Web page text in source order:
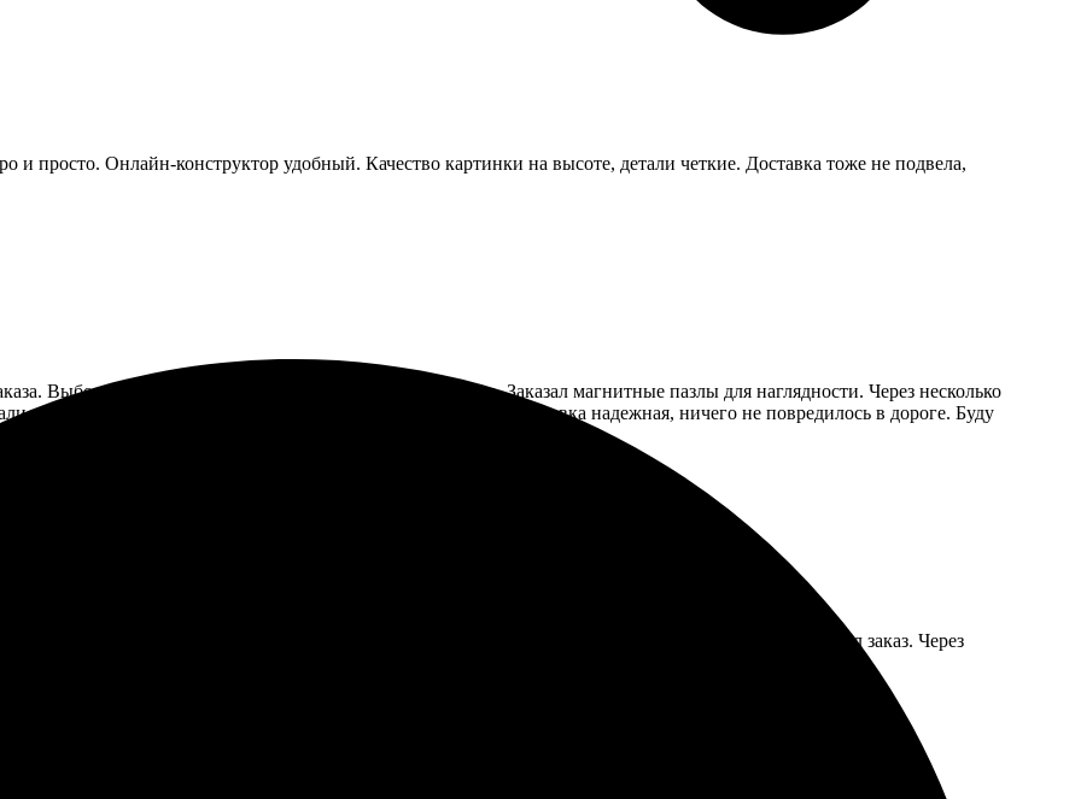
и просто. Онлайн-конструктор удобный. Качество картинки на высоте, детали четкие. Доставка тоже не подвела,
Выбор материалов оказался широким, что порадовало. Заказал магнитные пазлы для наглядности. Через несколько
отлично проработаны. Пазлы стали отличным подарком. Упаковка надежная, ничего не повредилось в дороге. Буду
на заказ. Онлайн-конструктор работает без нареканий: загрузил фото, выбрал размер и оформил заказ. Через
Доставили вовремя. Рекомендую всем!